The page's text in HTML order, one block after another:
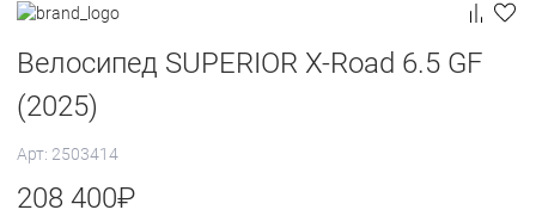
Велосипед SUPERIOR X-Road 6.5 GF
(2025)
Арт: 2503414
208 400₽